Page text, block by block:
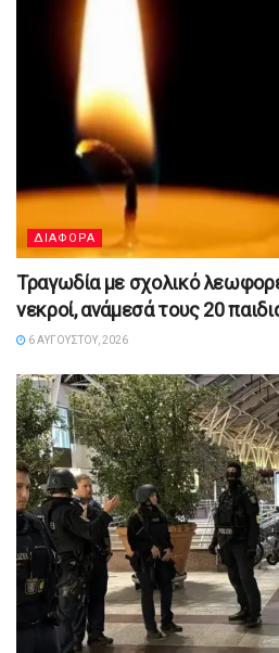
ΔΙΑΦΟΡΑ
Τραγωδία με σχολικό
νεκροί, ανάμεσά τους 20
6 ΑΥΓΟΎΣΤΟΥ, 2026